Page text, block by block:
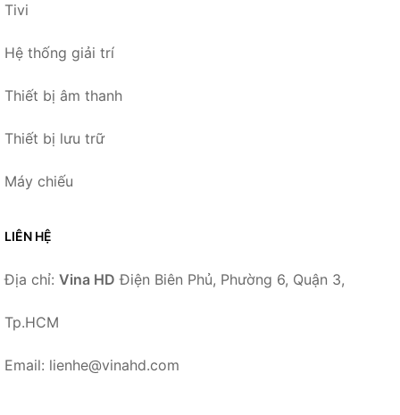
Tivi
Hệ thống giải trí
Thiết bị âm thanh
Thiết bị lưu trữ
Máy chiếu
LIÊN HỆ
Địa chỉ: Vina HD Điện Biên Phủ, Phường 6, Quận 3,
Tp.HCM
Email: lienhe@vinahd.com